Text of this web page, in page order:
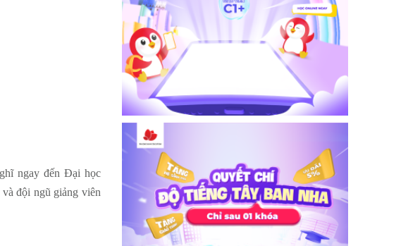
ngay đến Đại học
đội ngũ giảng viên